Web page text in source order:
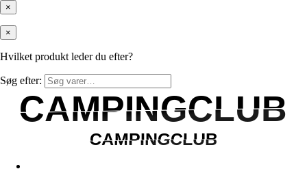
×
×
Hvilket produkt leder du efter?
Søg efter:
CAMPINGCLUB
CAMPINGCLUB
CAMPINGCLUB
CAMPINGCLUB